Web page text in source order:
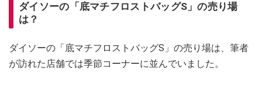
ダイソーの「底マチフロストバッグS」の売り場
は？
ダイソーの「底マチフロストバッグS」の売り場は、筆者
が訪れた店舗では季節コーナーに並んでいました。